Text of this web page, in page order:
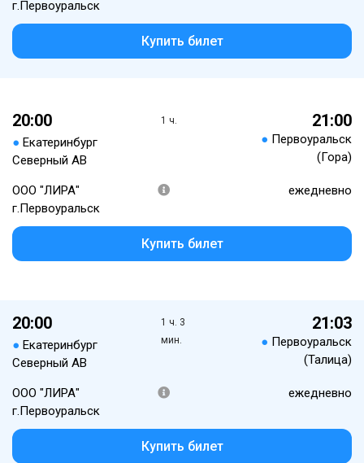
г.Первоуральск
Купить билет
20:00
● Екатеринбург
Северный АВ
1 ч. 21:00
● Первоуральск
(Гора)
ООО "ЛИРА"
г.Первоуральск
ежедневно
Купить билет
20:00
● Екатеринбург
Северный АВ
1 ч. 3
мин.
21:03
● Первоуральск
(Талица)
ООО "ЛИРА"
г.Первоуральск
ежедневно
Купить билет